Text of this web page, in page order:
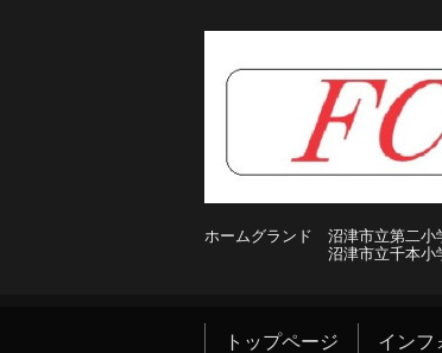
ホームグランド 沼津市立第二小
沼津市立千本小学
トップページ インフ